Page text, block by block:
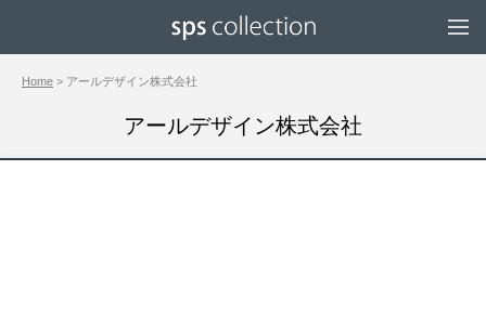
Home > アールデザイン株式会社
アールデザイン株式会社